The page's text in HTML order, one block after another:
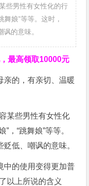
些男性有女性化的行
舞娘”等等。这时，
的意味。
最高领取10000元
亲的，有亲切、温暖
某些男性有女性化
，“跳舞娘”等等。
低、嘲讽的意味。
中的使用变得更加普
以上所说的含义